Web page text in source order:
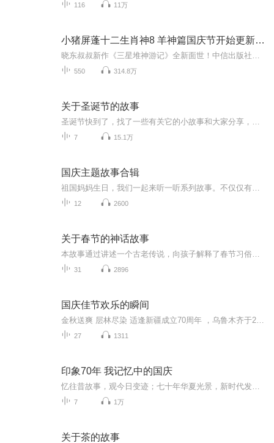
116 11万
小猪屏蓬十二生肖神8 羊神篇国庆节开始更新啦！
550 314.8万
关于圣诞节的故事
7 15.1万
国庆主题故事合辑
12 2600
关于春节的神话故事
31 2896
国庆佳节欢乐的瞬间
27 1311
印象70年 我记忆中的国庆
7 1万
关于茶的故事